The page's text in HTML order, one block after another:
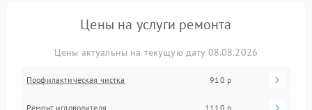
Цены на услуги ремонта
Цены актуальны на текущую дату 08.08.2026
Профилактическая чистка 910 р
Ремонт игловодителя 1110 р